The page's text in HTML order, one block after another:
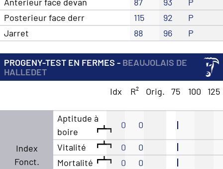
Posterieur face derr
115 92
P
Jarret
88 96 P
PROGENY-TEST EN FERMES - BEAUJOLAIS DE
HALLEDET
Idx
R² Orig. 75 100 125
Index
Fonct.
Aptitude à
boire
0 0
Vitalité 0
0
Mortalité
0
0